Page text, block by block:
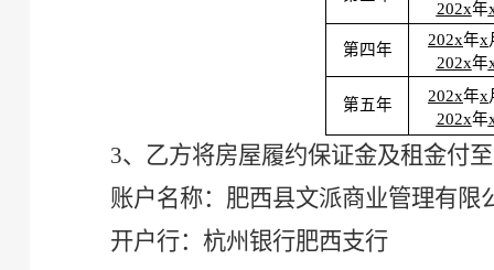
202x年
第四年
202x年x
202x年
第五年 202x年x
202x年
3、 乙方将房屋履约保证金及租金付至
账户名称： 肥西县文派商业管理有限
开户行：杭州银行肥西支行